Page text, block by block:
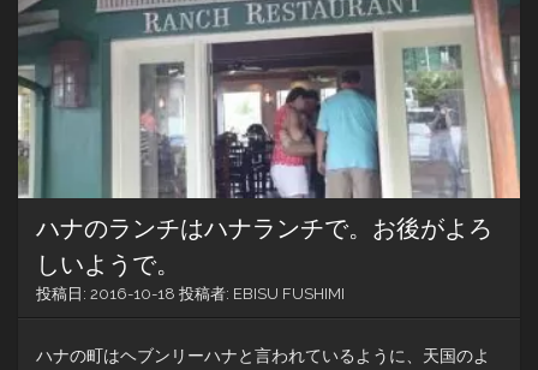
ロ
ウ
ィ
ン
グ
ッ
ズ
ハナのランチはハナランチで。お後がよろ
しいようで。
投稿日: 2016-10-18 投稿者: EBISU FUSHIMI
ハナの町はヘブンリーハナと言われているように、天国のよ